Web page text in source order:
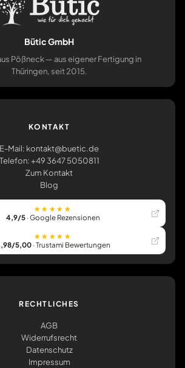
Bütic GmbH
Pößneck — aus eigener Fertigung in
Thüringen, seit 2015.
KONTAKT
E-Mail: kontakt@buetic.de
Telefon: +49 3647 5050811
Zum Kontakt
Blog
★★★★★
4,9/5· Google Rezensionen
★★★★★
5,00· Trustami Bewertungen
RECHTLICHES
AGB
Widerrufsrecht
Datenschutz
Impressum